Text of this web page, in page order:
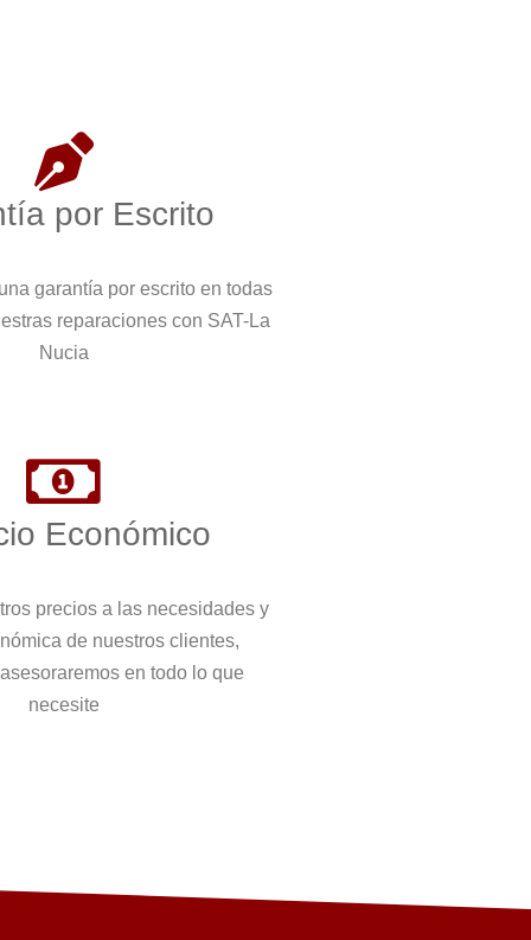
por Escrito
garantía por escrito en todas
reparaciones con SAT-La
Nucia
Económico
precios a las necesidades y
de nuestros clientes,
en todo lo que
necesite